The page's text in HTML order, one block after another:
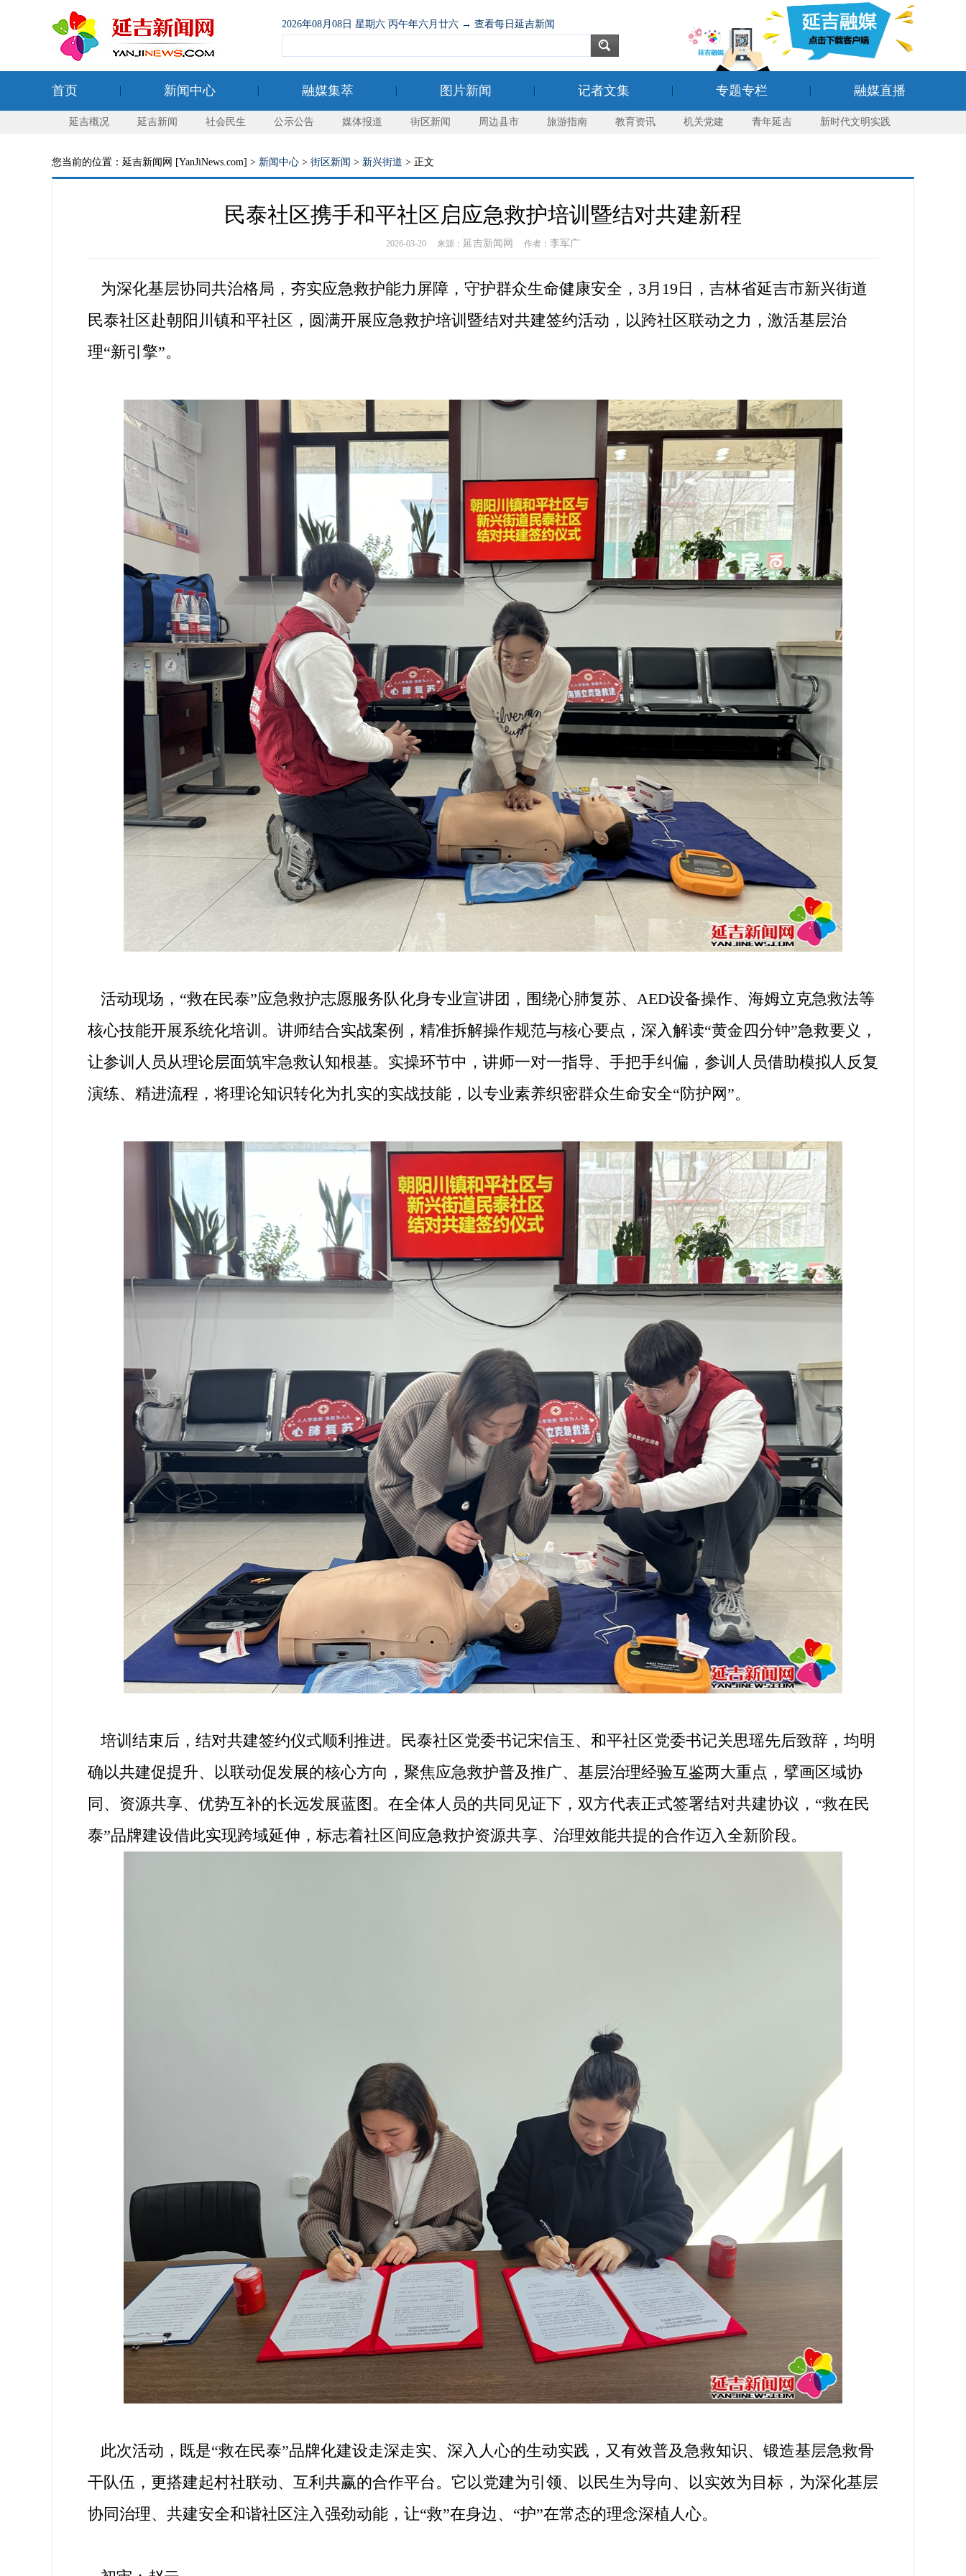
2026年08月08日 星期六 丙午年六月廿六 → 查看每日延吉新闻
首页 新闻中心 融媒集萃 图片新闻 记者文集 专题专栏 融媒直播
延吉概况 延吉新闻 社会民生 公示公告 媒体报道 街区新闻 周边县市 旅游指南 教育资讯 机关党建 青年延吉 新时代文明实践
您当前的位置：延吉新闻网 [YanJiNews.com] > 新闻中心 > 街区新闻 > 新兴街道 > 正文
民泰社区携手和平社区启应急救护培训暨结对共建新程
2026-03-20 来源： 延吉新闻网 作者： 李军广
为深化基层协同共治格局，夯实应急救护能力屏障，守护群众生命健康安全，3月19日，吉林省延吉市新兴街道
民泰社区赴朝阳川镇和平社区，圆满开展应急救护培训暨结对共建签约活动，以跨社区联动之力，激活基层治
理“新引擎”。
活动现场，“救在民泰”应急救护志愿服务队化身专业宣讲团，围绕心肺复苏、AED设备操作、海姆立克急救法等
核心技能开展系统化培训。讲师结合实战案例，精准拆解操作规范与核心要点，深入解读“黄金四分钟”急救要义，
让参训人员从理论层面筑牢急救认知根基。实操环节中，讲师一对一指导、手把手纠偏，参训人员借助模拟人反复
演练、精进流程，将理论知识转化为扎实的实战技能，以专业素养织密群众生命安全“防护网”。
培训结束后，结对共建签约仪式顺利推进。民泰社区党委书记宋信玉、和平社区党委书记关思瑶先后致辞，均明
确以共建促提升、以联动促发展的核心方向，聚焦应急救护普及推广、基层治理经验互鉴两大重点，擘画区域协
同、资源共享、优势互补的长远发展蓝图。在全体人员的共同见证下，双方代表正式签署结对共建协议，“救在民
泰”品牌建设借此实现跨域延伸，标志着社区间应急救护资源共享、治理效能共提的合作迈入全新阶段。
此次活动，既是“救在民泰”品牌化建设走深走实、深入人心的生动实践，又有效普及急救知识、锻造基层急救骨
干队伍，更搭建起村社联动、互利共赢的合作平台。它以党建为引领、以民生为导向、以实效为目标，为深化基层
协同治理、共建安全和谐社区注入强劲动能，让“救”在身边、“护”在常态的理念深植人心。